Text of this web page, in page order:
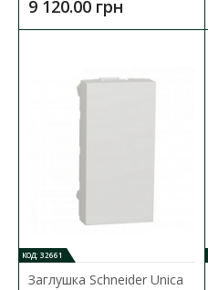
Доступность:
Woks 18 это нагревательный
нагревательными жилами со
В
9 120.00 грн
КОД: 32661
Заглушка Schneider Unica